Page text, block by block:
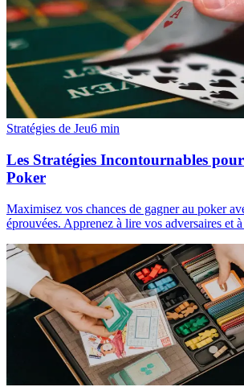
Stratégies de Jeu6 min
Les Stratégies Incontournables
Poker
Maximisez vos chances de gagner au poker
éprouvées. Apprenez à lire vos adversaires et